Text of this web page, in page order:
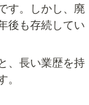
す。しかし、廃
後も存続してい
、長い業歴を持